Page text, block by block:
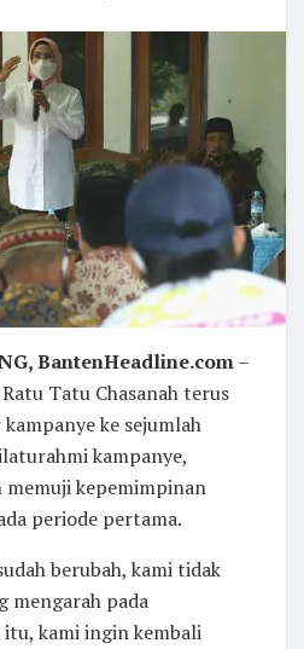
BantenHeadline.com–
Tatu Chasanah terus
ke sejumlah
kampanye,
kepemimpinan
periode pertama.
berubah, kami tidak
mengarah pada
kami ingin kembali